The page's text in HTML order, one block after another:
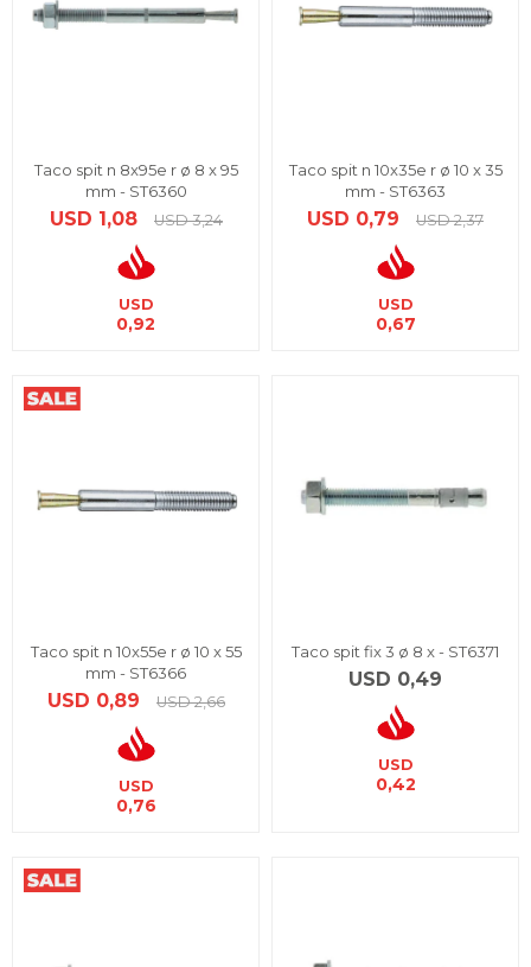
Taco spit n 8x95e r ø 8 x 95
mm - ST6360
USD 1,08 USD 3,24
USD
0,92
Taco spit n 10x35e r ø 10 x 35
mm - ST6363
USD 0,79 USD 2,37
USD
0,67
Taco spit n 10x55e r ø 10 x 55
mm - ST6366
USD 0,89 USD 2,66
USD
0,76
Taco spit fix 3 ø 8 x - ST6371
USD 0,49
USD
0,42